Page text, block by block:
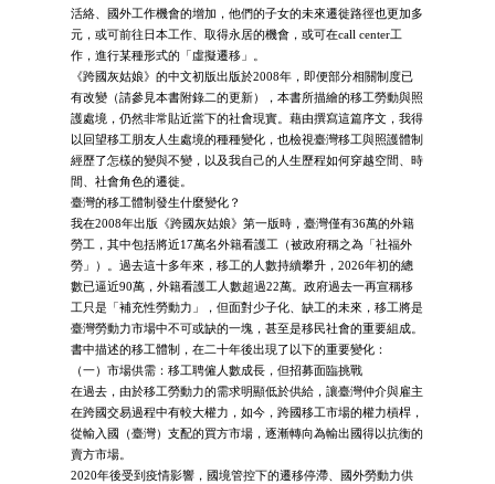
活絡、國外工作機會的增加，他們的子女的未來遷徙路徑也更加多
元，或可前往日本工作、取得永居的機會，或可在call center工
作，進行某種形式的「虛擬遷移」。
《跨國灰姑娘》的中文初版出版於2008年，即便部分相關制度已
有改變（請參見本書附錄二的更新），本書所描繪的移工勞動與照
護處境，仍然非常貼近當下的社會現實。藉由撰寫這篇序文，我得
以回望移工朋友人生處境的種種變化，也檢視臺灣移工與照護體制
經歷了怎樣的變與不變，以及我自己的人生歷程如何穿越空間、時
間、社會角色的遷徙。
臺灣的移工體制發生什麼變化？
我在2008年出版《跨國灰姑娘》第一版時，臺灣僅有36萬的外籍
勞工，其中包括將近17萬名外籍看護工（被政府稱之為「社福外
勞」）。過去這十多年來，移工的人數持續攀升，2026年初的總
數已逼近90萬，外籍看護工人數超過22萬。政府過去一再宣稱移
工只是「補充性勞動力」，但面對少子化、缺工的未來，移工將是
臺灣勞動力市場中不可或缺的一塊，甚至是移民社會的重要組成。
書中描述的移工體制，在二十年後出現了以下的重要變化：
（一）市場供需：移工聘僱人數成長，但招募面臨挑戰
在過去，由於移工勞動力的需求明顯低於供給，讓臺灣仲介與雇主
在跨國交易過程中有較大權力，如今，跨國移工市場的權力槓桿，
從輸入國（臺灣）支配的買方市場，逐漸轉向為輸出國得以抗衡的
賣方市場。
2020年後受到疫情影響，國境管控下的遷移停滯、國外勞動力供